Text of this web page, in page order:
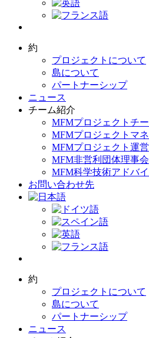
約
プロジェクトについて
島について
パートナーシップ
ニュース
チーム紹介
MFMプロジェクトチ
MFMプロジェクトマ
MFMプロジェクト運
MFM非営利団体理事会
MFM科学技術アドバ
お問い合わせ先
約
プロジェクトについて
島について
パートナーシップ
ニュース